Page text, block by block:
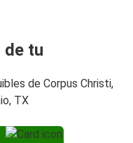
de tu
de Corpus Christi,
TX